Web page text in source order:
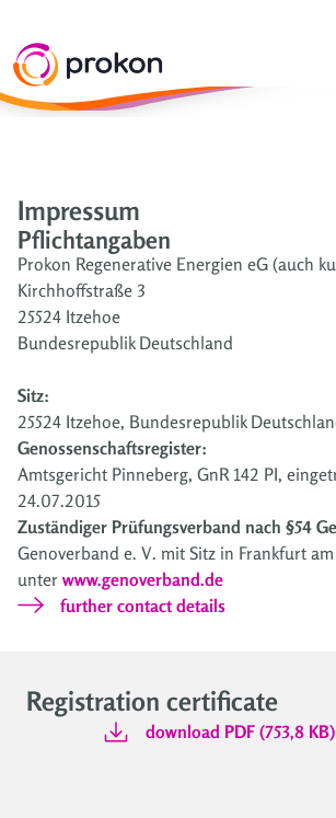
Impressum
Pflichtangaben
Prokon Regenerative Energien eG (auch
Kirchhoffstraße 3
25524 Itzehoe
Bundesrepublik Deutschland
Sitz:
25524 Itzehoe, Bundesrepublik
Genossenschaftsregister:
Amtsgericht Pinneberg, GnR 142 PI,
24.07.2015
Zuständiger Prüfungsverband nach §54
Genoverband e. V. mit Sitz in Frankfurt
unter www.genoverband.de
further contact details
Registration certificate
download PDF (753,8 KB)